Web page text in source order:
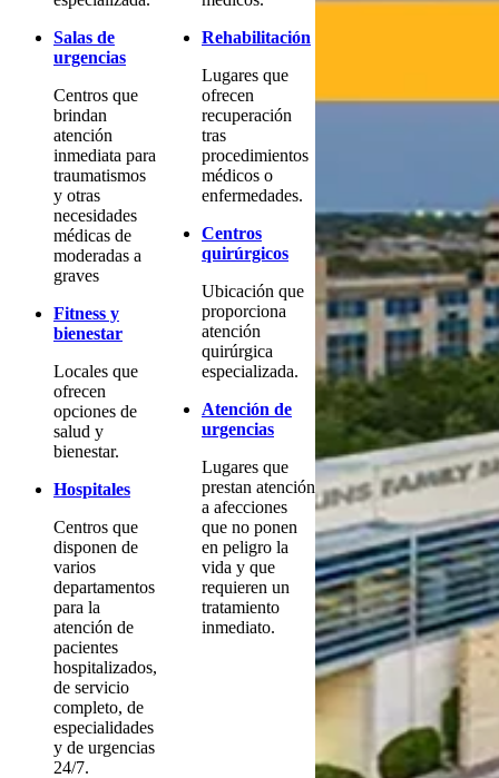
Salas de
urgencias
Centros que
brindan
atención
inmediata para
traumatismos
y otras
necesidades
médicas de
moderadas a
graves
Fitness y
bienestar
Locales que
ofrecen
opciones de
salud y
bienestar.
Hospitales
Centros que
disponen de
varios
departamentos
para la
atención de
pacientes
hospitalizados,
de servicio
completo, de
especialidades
y de urgencias
24/7.
Rehabilitación
Lugares que
ofrecen
recuperación
tras
procedimientos
médicos o
enfermedades.
Centros
quirúrgicos
Ubicación que
proporciona
atención
quirúrgica
especializada.
Atención de
urgencias
Lugares que
prestan atención
a afecciones
que no ponen
en peligro la
vida y que
requieren un
tratamiento
inmediato.